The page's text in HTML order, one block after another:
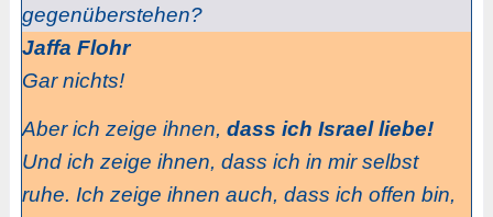
gegenüberstehen?
Jaffa Flohr
Gar nichts!
Aber ich zeige ihnen, dass ich Israel liebe!
Und ich zeige ihnen, dass ich in mir selbst
ruhe. Ich zeige ihnen auch, dass ich offen bin,